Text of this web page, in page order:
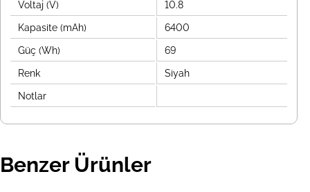
Voltaj (V) 10.8
Kapasite (mAh) 6400
Güç (Wh) 69
Renk Siyah
Notlar
Benzer Ürünler